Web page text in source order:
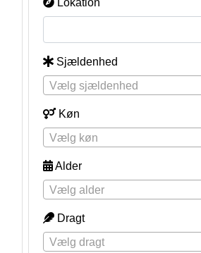
Lokation
Sjældenhed
Vælg sjældenhed
Køn
Vælg køn
Alder
Vælg alder
Dragt
Vælg dragt